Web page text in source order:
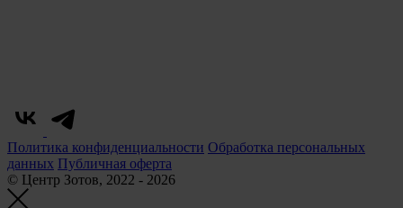
Политика конфиденциальности Обработка персональных
данных Публичная оферта
© Центр Зотов, 2022 - 2026